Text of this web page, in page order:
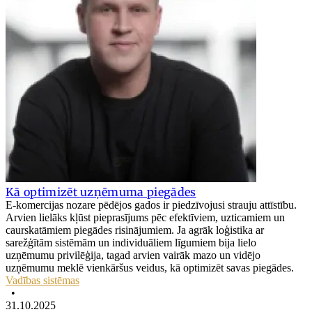
Kā optimizēt uzņēmuma piegādes
E-komercijas nozare pēdējos gados ir piedzīvojusi strauju attīstību.
Arvien lielāks kļūst pieprasījums pēc efektīviem, uzticamiem un
caurskatāmiem piegādes risinājumiem. Ja agrāk loģistika ar
sarežģītām sistēmām un individuāliem līgumiem bija lielo
uzņēmumu privilēģija, tagad arvien vairāk mazo un vidējo
uzņēmumu meklē vienkāršus veidus, kā optimizēt savas piegādes.
Vadības sistēmas
•
31.10.2025